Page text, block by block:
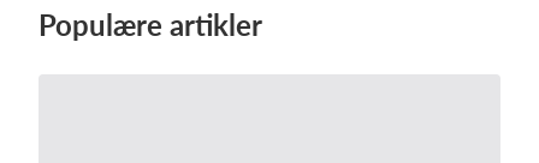
Populære artikler